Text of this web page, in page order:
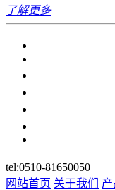
了解更多
tel:0510-81650050
网站首页 关于我们